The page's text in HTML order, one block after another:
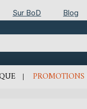
Sur BoD Blog
PROMOTIONS